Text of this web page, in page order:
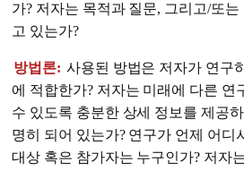
가? 저자는 목적과 질문, 그리고/또
고 있는가?
방법론: 사용된 방법은 저자가 연구
에 적합한가? 저자는 미래에 다른 연
수 있도록 충분한 상세 정보를 제공
명히 되어 있는가? 연구가 언제 어디
대상 혹은 참가자는 누구인가? 저자